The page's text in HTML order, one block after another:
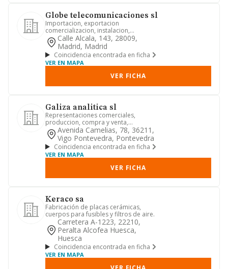
Globe telecomunicaciones sl
Importacion, exportacion
comercializacion, instalacion,
fabricacion y desarrollo de todo tipo
de ap...
Calle Alcala, 143, 28009,
Madrid, Madrid
Coincidencia encontrada en ficha
VER EN MAPA
VER FICHA
Galiza analitica sl
Representaciones comerciales,
produccion, compra y venta,
importacion y exportacion de
equipamiento...
Avenida Camelias, 78, 36211,
Vigo Pontevedra, Pontevedra
Coincidencia encontrada en ficha
VER EN MAPA
VER FICHA
Keraco sa
Fabricación de placas cerámicas,
cuerpos para fusibles y filtros de aire.
Carretera A-1223, 22210,
Peralta Alcofea Huesca,
Huesca
Coincidencia encontrada en ficha
VER EN MAPA